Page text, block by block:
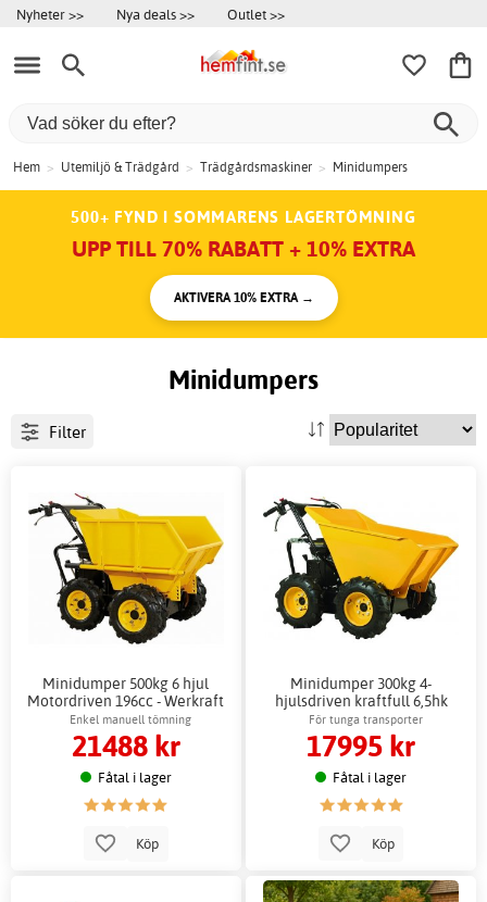
Nyheter >> Nya deals >> Outlet >>
Hem > Utemiljö & Trädgård > Trädgårdsmaskiner > Minidumpers
500+ FYND I SOMMARENS LAGERTÖMNING
UPP TILL 70% RABATT + 10% EXTRA
AKTIVERA 10% EXTRA →
Minidumpers
Filter
Minidumper 500kg 6 hjul
Motordriven 196cc - Werkraft
trädgårdsmaskiner
Enkel manuell tömning
21488 kr
Fåtal i lager
Köp
Minidumper 300kg 4-
hjulsdriven kraftfull 6,5hk
motorWerkraft -
Trädgårdsmaskiner
För tunga transporter
17995 kr
Fåtal i lager
Köp